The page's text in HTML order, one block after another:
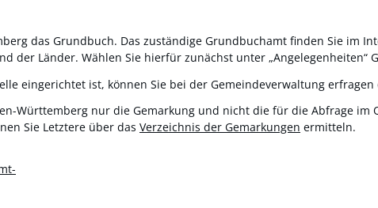
das Grundbuch. Das zuständige Grundbuchamt finden Sie im
der Länder. Wählen Sie hierfür zunächst unter „Angelegenheiten“
eingerichtet ist, können Sie bei der Gemeindeverwaltung erfragen
Württemberg nur die Gemarkung und nicht die für die Abfrage im
Sie Letztere über das Verzeichnis der Gemarkungen ermitteln.